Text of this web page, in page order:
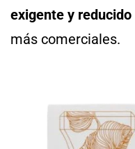
exigente y reducido
más comerciales.